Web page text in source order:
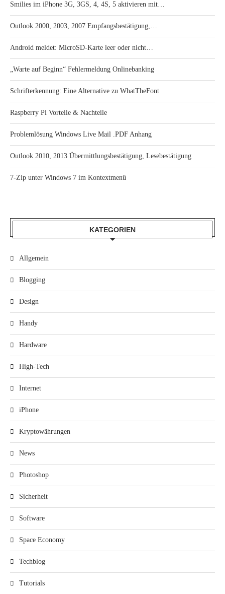
Smilies im iPhone 3G, 3GS, 4, 4S, 5 aktivieren mit…
Outlook 2000, 2003, 2007 Empfangsbestätigung,…
Android meldet: MicroSD-Karte leer oder nicht…
„Warte auf Beginn“ Fehlermeldung Onlinebanking
Schrifterkennung: Eine Alternative zu WhatTheFont
Raspberry Pi Vorteile & Nachteile
Problemlösung Windows Live Mail .PDF Anhang
Outlook 2010, 2013 Übermittlungsbestätigung, Lesebestätigung
7-Zip unter Windows 7 im Kontextmenü
KATEGORIEN
Allgemein
Blogging
Design
Handy
Hardware
High-Tech
Internet
iPhone
Kryptowährungen
News
Photoshop
Sicherheit
Software
Space Economy
Techblog
Tutorials